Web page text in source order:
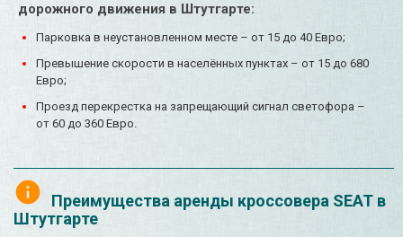
дорожного движения в Штутгарте:
Парковка в неустановленном месте – от 15 до 40 Евро;
Превышение скорости в населённых пунктах – от 15 до 680
Евро;
Проезд перекрестка на запрещающий сигнал светофора –
от 60 до 360 Евро.
Преимущества аренды кроссовера SEAT в
Штутгарте